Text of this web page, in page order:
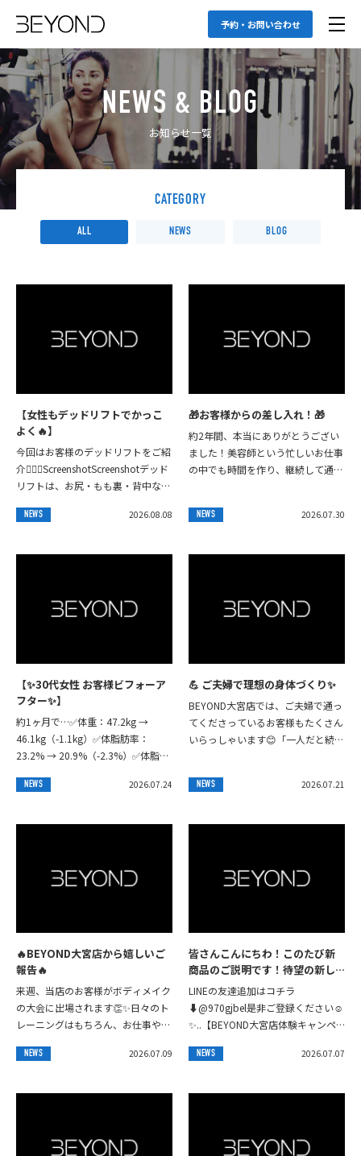
予約・お問い合わせ
NEWS & BLOG
お知らせ一覧
CATEGORY
ALL NEWS BLOG
【女性もデッドリフトでかっこ
よく🔥】
今回はお客様のデッドリフトをご紹
介🏋️‍♀️✨ScreenshotScreenshotデッド
リフトは、お尻・もも裏・背中など
目です！「脚を引き締...
NEWS 2026.08.08
🎁お客様からの差し入れ！🎁
約2年間、本当にありがとうござい
ました！美容師という忙しいお仕事
の中でも時間を作り、継続して通っ
くなり、扱える重...
NEWS 2026.07.30
【✨30代女性 お客様ビフォーア
フター✨】
約1ヶ月で…✅体重：47.2kg →
46.1kg（-1.1kg）✅体脂肪率：
23.2% → 20.9%（-2.3%）✅体脂肪
NEWS 2026.07.24
💪 ご夫婦で理想の身体づくり✨
BEYOND大宮店では、ご夫婦で通っ
てくださっているお客様もたくさん
いらっしゃいます😊「一人だと続か
レーニングを...
NEWS 2026.07.21
🔥BEYOND大宮店から嬉しいご
報告🔥
来週、当店のお客様がボディメイク
の大会に出場されます👏✨日々のト
レーニングはもちろん、お仕事やプ
てきた努力は本当に素晴らしいです
NEWS 2026.07.09
皆さんこんにちわ！⁡⁡このたび新
商品のご説明です！⁡待望の新し
いプロテインフレーバー、チョ
コ、ミント味になります⁡前回の
黒糖キャラメルに続いてとても
デザート感のある人になってお
ります！⁡現在在庫発注してから
しい。⁡などのご希望があれば、
LINEの友達追加はコチラ
⬇️@970gjbel是非ご登録ください☺️
✨..【BEYOND大宮店体験キャンペ
＝＝＝＝＝＝＝＝⁣▼概要⁣・期間限...
NEWS 2026.07.07